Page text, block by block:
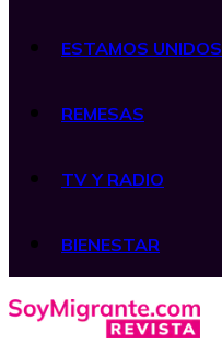
ESTAMOS UNIDOS
REMESAS
TV Y RADIO
BIENESTAR